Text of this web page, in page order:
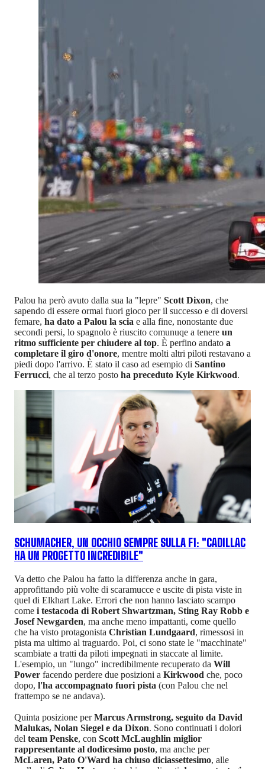
Palou ha però avuto dalla sua la "lepre" Scott Dixon, che
sapendo di essere ormai fuori gioco per il successo e di doversi
femare, ha dato a Palou la scia e alla fine, nonostante due
secondi persi, lo spagnolo è riuscito comunuqe a tenere un
ritmo sufficiente per chiudere al top. È perfino andato a
completare il giro d'onore, mentre molti altri piloti restavano a
piedi dopo l'arrivo. È stato il caso ad esempio di Santino
Ferrucci, che al terzo posto ha preceduto Kyle Kirkwood.
SCHUMACHER, UN OCCHIO SEMPRE SULLA F1: "CADILLAC
HA UN PROGETTO INCREDIBILE"
Va detto che Palou ha fatto la differenza anche in gara,
approfittando più volte di scaramucce e uscite di pista viste in
quel di Elkhart Lake. Errori che non hanno lasciato scampo
come i testacoda di Robert Shwartzman, Sting Ray Robb e
Josef Newgarden, ma anche meno impattanti, come quello
che ha visto protagonista Christian Lundgaard, rimessosi in
pista ma ultimo al traguardo. Poi, ci sono state le "macchinate"
scambiate a tratti da piloti impegnati in staccate al limite.
L'esempio, un "lungo" incredibilmente recuperato da Will
Power facendo perdere due posizioni a Kirkwood che, poco
dopo, l'ha accompagnato fuori pista (con Palou che nel
frattempo se ne andava).
Quinta posizione perMarcus Armstrong, seguito da David
Malukas, Nolan Siegel e da Dixon. Sono continuati i dolori
del team Penske, con Scott McLaughlin miglior
rappresentante al dodicesimo posto, ma anche per
McLaren, Pato O'Ward ha chiuso diciassettesimo, alle